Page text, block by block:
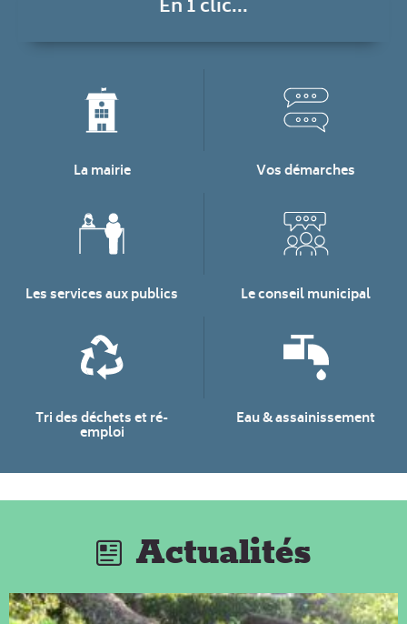
En 1 clic...
La mairie Vos démarches
Les services aux publics Le conseil municipal
Tri des déchets et ré-
emploi
Eau & assainissement
Actualités